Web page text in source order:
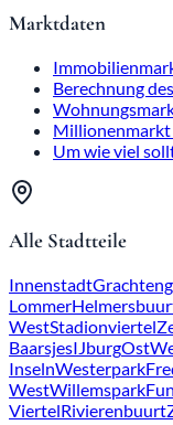
Marktdaten
Berechnung
Um wie viel
Alle Stadtteile
Innenstadt
Lommer
WestStadionviertel
BaarsjesIJburgOst
InselnWesterpark
WestWillemspark
ViertelRivierenbuurt